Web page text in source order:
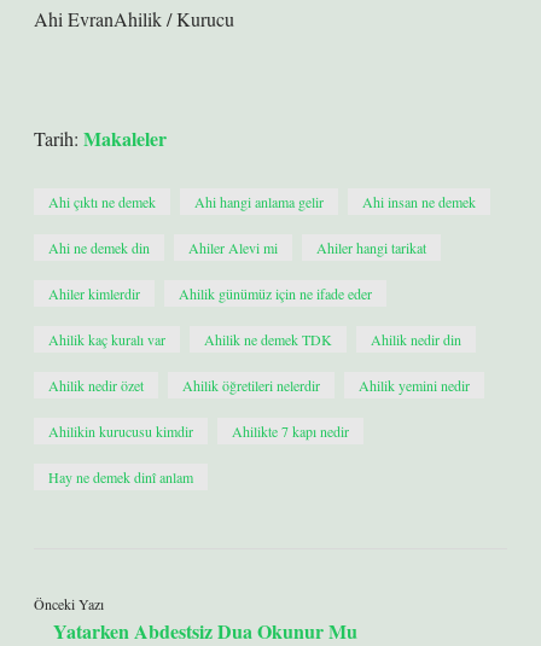
Ahi EvranAhilik / Kurucu
Tarih: Makaleler
Ahi çıktı ne demek Ahi hangi anlama gelir Ahi insan ne demek
Ahi ne demek din Ahiler Alevi mi Ahiler hangi tarikat
Ahiler kimlerdir Ahilik günümüz için ne ifade eder
Ahilik kaç kuralı var Ahilik ne demek TDK Ahilik nedir din
Ahilik nedir özet Ahilik öğretileri nelerdir Ahilik yemini nedir
Ahilikin kurucusu kimdir Ahilikte 7 kapı nedir
Hay ne demek dinî anlam
Önceki Yazı
Yatarken Abdestsiz Dua Okunur Mu